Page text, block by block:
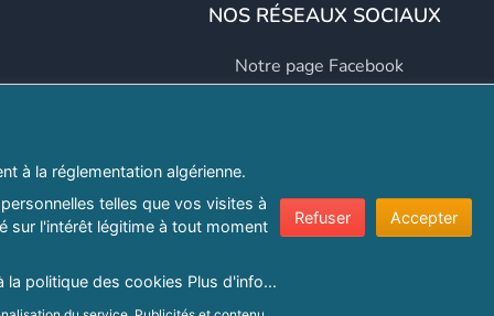
NOS RÉSEAUX SOCIAUX
Notre page Facebook
Notre page Twitter
à la réglementation algérienne.
telles que vos visites à
sur l'intérêt légitime à tout moment
la politique des cookies Plus d'info...
Refuser Accepter